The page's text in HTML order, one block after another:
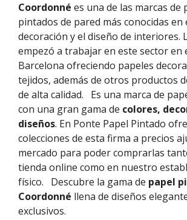
Coordonné es una de las marcas de
pintados de pared más conocidas en
decoración y el diseño de interiores.
empezó a trabajar en este sector en
Barcelona ofreciendo papeles
tejidos, además de otros productos
de alta calidad.
Es una marca de
con una gran gama de colores,
diseños. En Ponte Papel Pintado
colecciones de esta firma a precios
mercado para poder comprarlas
tienda online como en nuestro
físico.
Descubre la gama de papel
Coordonné llena de diseños
exclusivos.